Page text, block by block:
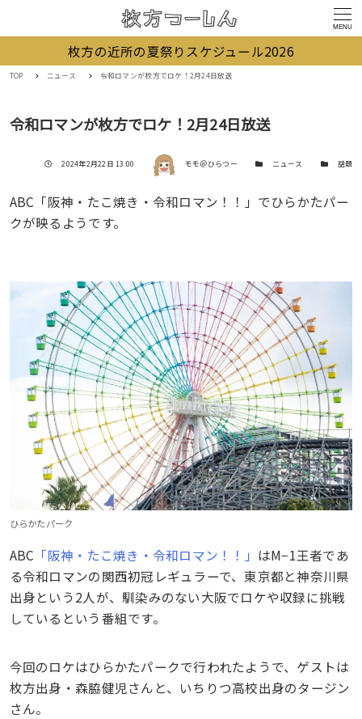
MENU
枚方の近所の夏祭りスケジュール2026
TOP ニュース 令和ロマンが枚方でロケ！2月24日放送
令和ロマンが枚方でロケ！2月24日放送
投稿日
2024年2月22日 13:00 著者 モモ＠ひらつー カテゴリー
ニュース カテゴリー
話題
ABC「阪神・たこ焼き・令和ロマン！！」でひらかたパー
クが映るようです。
ひらかたパーク
ABC 「阪神・たこ焼き・令和ロマン！！」 はM−1王者であ
る令和ロマンの関西初冠レギュラーで、東京都と神奈川県
出身という2人が、馴染みのない大阪でロケや収録に挑戦
しているという番組です。
今回のロケはひらかたパークで行われたようで、ゲストは
枚方出身・森脇健児さんと、いちりつ高校出身のタージン
さん。